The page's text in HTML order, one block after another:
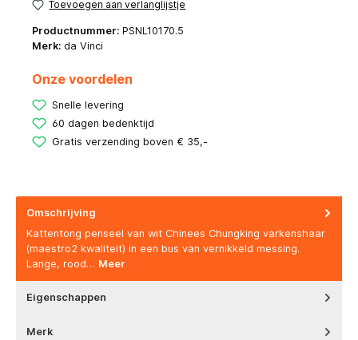
Productnummer: PSNL10170.5
Merk: da Vinci
Onze voordelen
Snelle levering
60 dagen bedenktijd
Gratis verzending boven € 35,-
Omschrijving
Kattentong penseel van wit Chinees Chungking varkenshaar
(maestro2 kwaliteit) in een bus van vernikkeld messing.
Lange, rood… Meer
Eigenschappen
Merk